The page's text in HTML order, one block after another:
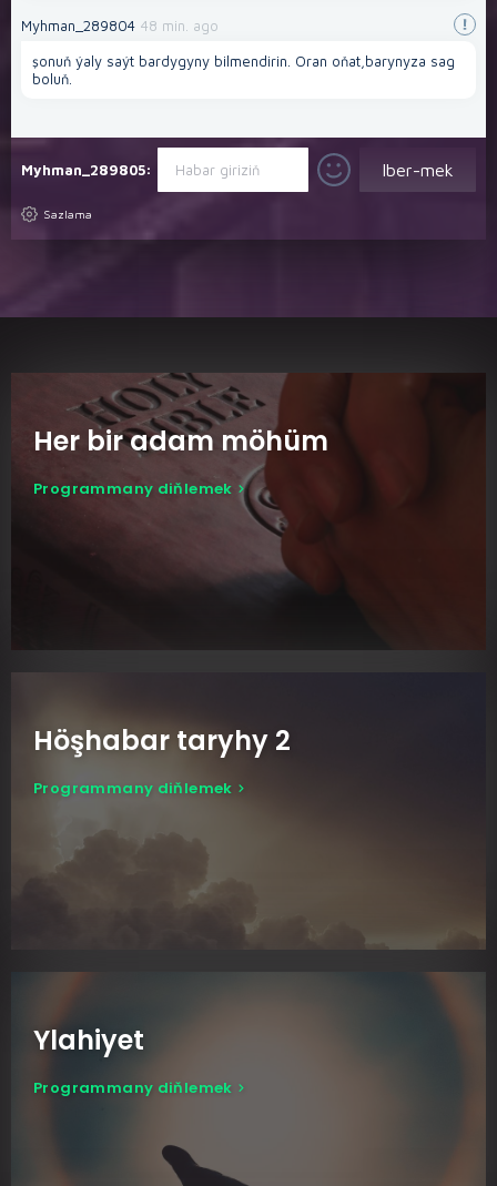
Myhman_289804 48 min. ago
şonuň ýaly saýt bardygyny bilmendirin. Oran oňat,barynyza sag
boluň.
Myhman_289805:
Sazlama
Her bir adam möhüm
Programmany diňlemek
Höşhabar taryhy 2
Programmany diňlemek
Ylahiyet
Programmany diňlemek